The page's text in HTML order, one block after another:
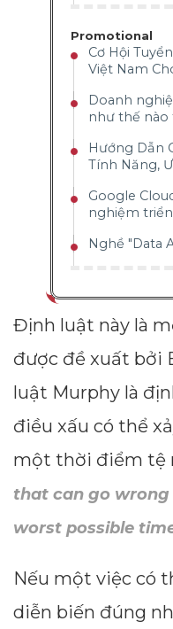
Promotional
Cơ Hội
Việt Nam
Doanh
như thế nào
Hướng Dẫn
Tính Năng,
Google
nghiệm
Nghề "Data
Định luật này là
được đề xuất bởi
luật Murphy là
điều xấu có thể
một thời điểm tệ
that can go
worst possible
Nếu một việc có
diễn biến đúng